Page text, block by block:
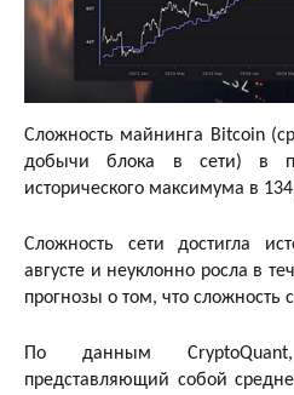
Сложность майнинга Bitcoin
добычи блока в сети) в
исторического максимума в
Сложность сети достигла
августе и неуклонно росла в
прогнозы о том, что сложность
По данным
представляющий собой